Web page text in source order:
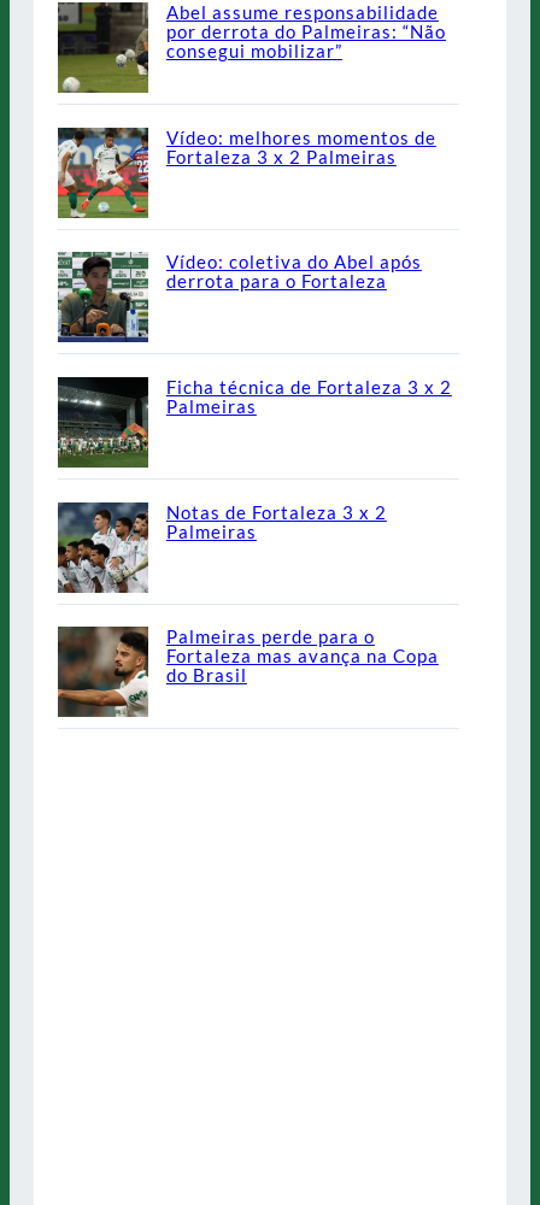
Abel assume responsabilidade
por derrota do Palmeiras: “Não
consegui mobilizar”
Vídeo: melhores momentos de
Fortaleza 3 x 2 Palmeiras
Vídeo: coletiva do Abel após
derrota para o Fortaleza
Ficha técnica de Fortaleza 3 x 2
Palmeiras
Notas de Fortaleza 3 x 2
Palmeiras
Palmeiras perde para o
Fortaleza mas avança na Copa
do Brasil